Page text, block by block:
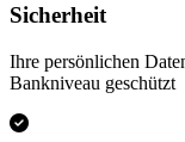
Sicherheit
Ihre persönlichen
Bankniveau geschützt